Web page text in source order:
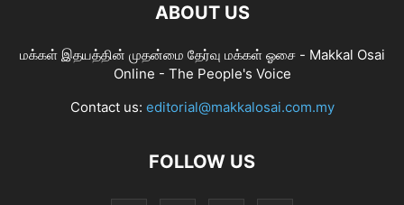
ABOUT US
மக்கள் இதயத்தின் முதன்மை தேர்வு மக்கள் ஓசை - Makkal Osai
Online - The People's Voice
Contact us: editorial@makkalosai.com.my
FOLLOW US